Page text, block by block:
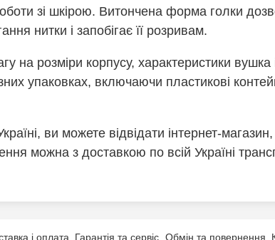
зі шкірою. Витончена форма голки
нитки і запобігає її розривам.
на розміри корпусу, характеристики
упаковках, включаючи пластикові
ви можете відвідати інтернет-
можна з доставкою по всій Україні
і оплата Гарантія та сервіс Обмін та повернення